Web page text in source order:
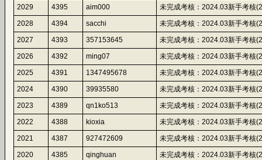
2029
4395 aim000
未完成考核：2024.03新手考核
2028
4394 sacchi
未完成考核：2024.03新手考核
2027
4393 357153645
未完成考核：2024.03新手考核
2026
4392 ming07
未完成考核：2024.03新手考核
2025
4391 1347495678
未完成考核：2024.03新手考核
2024
4390 39935580
未完成考核：2024.03新手考核
2023
4389 qn1ko513
未完成考核：2024.03新手考核
2022
4388 kioxia
未完成考核：2024.03新手考核
2021
4387 927472609
未完成考核：2024.03新手考核
2020
4385 qinghuan
未完成考核：2024.03新手考核